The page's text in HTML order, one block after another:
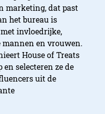
marketing, dat past
het bureau is
invloedrijke,
en vrouwen.
House of Treats
en selecteren ze de
uit de